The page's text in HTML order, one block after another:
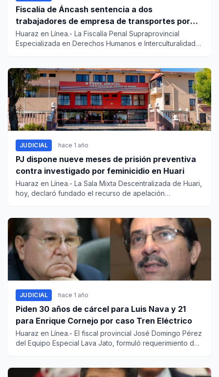
Fiscalía de Áncash sentencia a dos
trabajadores de empresa de transportes por
discriminación a una persona con autismo
Huaraz en Línea.- La Fiscalía Penal Supraprovincial
Especializada en Derechos Humanos e Interculturalidad
JUDICIAL hace 1 año
PJ dispone nueve meses de prisión preventiva
contra investigado por feminicidio en Huari
Huaraz en Línea.- La Sala Mixta Descentralizada de Huari,
hoy, declaró fundado el recurso de apelación
JUDICIAL hace 1 año
Piden 30 años de cárcel para Luis Nava y 21
para Enrique Cornejo por caso Tren Eléctrico
Huaraz en Línea.- El fiscal provincial José Domingo Pérez
del Equipo Especial Lava Jato, formuló requerimiento de